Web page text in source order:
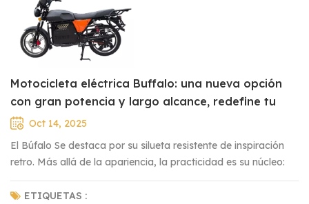
Motocicleta eléctrica Buffalo: una nueva opción
con gran potencia y largo alcance, redefine tu
experiencia de conducción
Oct 14, 2025
El Búfalo Se destaca por su silueta resistente de inspiración
retro. Más allá de la apariencia, la practicidad es su núcleo:
los estantes de metal envolventes ofrecen un amplio espacio
para las compras diarias, el equipo de viaje o los elementos
ETIQUETAS :